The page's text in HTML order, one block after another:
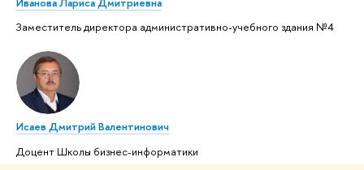
Заместитель директора административно-учебного здания №4
Исаев Дмитрий Валентинович
Доцент Школы бизнес-информатики